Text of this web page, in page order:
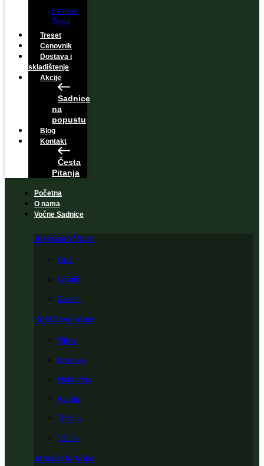
Pampas
Trava
Treset
Cenovnik
Dostava i
skladištenje
Akcije
Sadnice
na
popustu
Blog
Kontakt
Česta
Pitanja
Početna
O nama
Voćne Sadnice
Jezgrasto Voće
Orah
Lešnik
Badem
Koštičavo Voće
Šljiva
Breskva
Nektarina
Kajsija
Trešnja
Višnja
Jabučasto Voće